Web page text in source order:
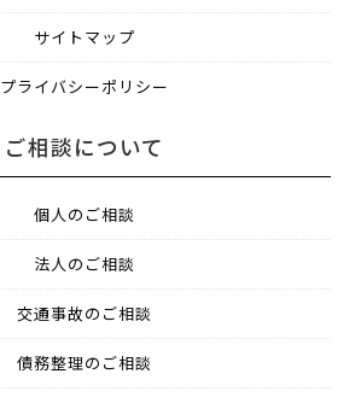
サイトマップ
プライバシーポリシー
ご相談について
個人のご相談
法人のご相談
交通事故のご相談
債務整理のご相談